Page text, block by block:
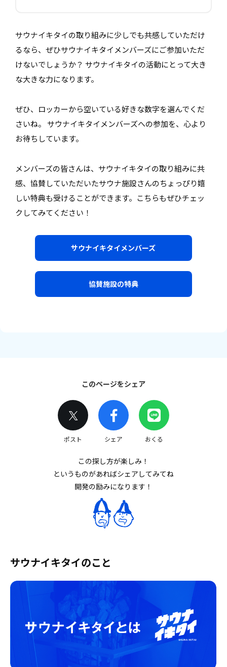
サウナイキタイの取り組みに少しでも共感していただけ
るなら、ぜひサウナイキタイメンバーズにご参加いただ
けないでしょうか？ サウナイキタイの活動にとって大き
な大きな力になります。
ぜひ、ロッカーから空いている好きな数字を選んでくだ
さいね。 サウナイキタイメンバーズへの参加を、心より
お待ちしています。
メンバーズの皆さんは、サウナイキタイの取り組みに共
感、協賛していただいたサウナ施設さんのちょっぴり嬉
しい特典も受けることができます。こちらもぜひチェッ
クしてみてください！
サウナイキタイメンバーズ
協賛施設の特典
このページをシェア
ポスト シェア おくる
この探し方が楽しみ！
というものがあればシェアしてみてね
開発の励みになります！
サウナイキタイのこと